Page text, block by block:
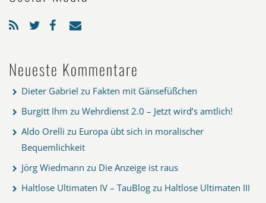
Neueste Kommentare
Dieter Gabriel zu Fakten mit Gänsefüßchen
Burgitt Ihm zu Wehrdienst 2.0 – Jetzt wird’s amtlich!
Aldo Orelli zu Europa übt sich in moralischer
Bequemlichkeit
Jörg Wiedmann zu Die Anzeige ist raus
Haltlose Ultimaten IV – TauBlog zu Haltlose Ultimaten III